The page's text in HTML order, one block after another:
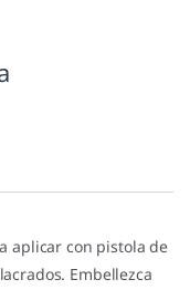
aplicar con pistola de
Embellezca